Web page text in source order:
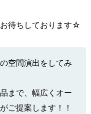
待ちしております☆
空間演出をしてみ
まで、幅広くオー
ご提案します！！